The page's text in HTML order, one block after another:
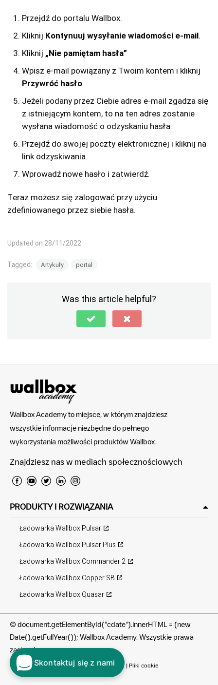
Przejdź do portalu Wallbox.
Kliknij Kontynuuj wysyłanie wiadomości e-mail.
Kliknij „Nie pamiętam hasła”
Wpisz e-mail powiązany z Twoim kontem i kliknij
Przywróć hasło.
Jeżeli podany przez Ciebie adres e-mail zgadza się
z istniejącym kontem, to na ten adres zostanie
wysłana wiadomość o odzyskaniu hasła.
Przejdź do swojej poczty elektronicznej i kliknij na
link odzyskiwania.
Wprowadź nowe hasło i zatwierdź.
Teraz możesz się zalogować przy użyciu
zdefiniowanego przez siebie hasła.
Updated on 28/11/2022
Tagged: Artykuły portal
Was this article helpful?
Wallbox Academy to miejsce, w którym znajdziesz
wszystkie informacje niezbędne do pełnego
wykorzystania możliwości produktów Wallbox.
Znajdziesz nas w mediach społecznościowych
PRODUKTY I ROZWIĄZANIA
Ładowarka Wallbox Pulsar
Ładowarka Wallbox Pulsar Plus
Ładowarka Wallbox Commander 2
Ładowarka Wallbox Copper SB
Ładowarka Wallbox Quasar
© document.getElementById("cdate").innerHTML = (new
Date().getFullYear()); Wallbox Academy. Wszystkie prawa
zastrzeżone.
Warunki korzystania|Polityka prywatności | Pliki cookie
Skontaktuj się z nami